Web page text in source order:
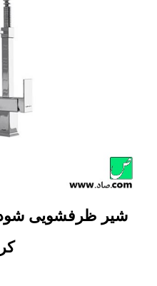
شیر ظرفشویی